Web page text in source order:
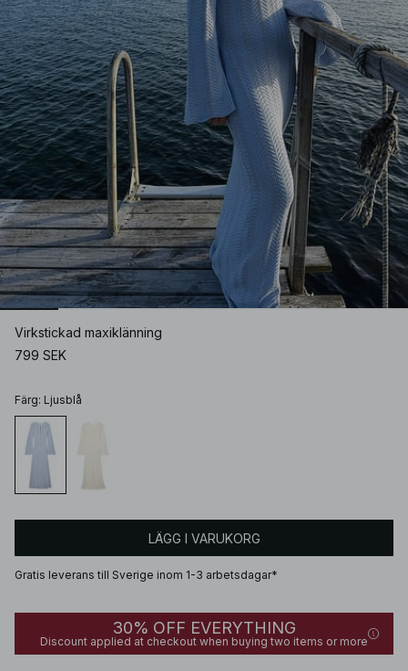
Virkstickad maxiklänning
799 SEK
Färg: Ljusblå
LÄGG I VARUKORG
Gratis leverans till Sverige inom 1-3 arbetsdagar*
30% OFF EVERYTHING
Discount applied at checkout when buying two items or more